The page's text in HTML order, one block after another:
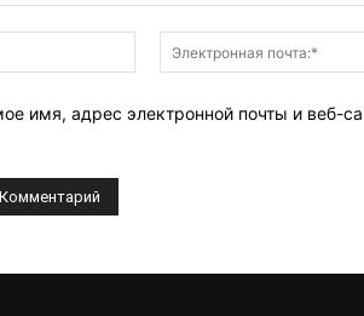
Имя:*
имя, адрес электронной почты и веб-